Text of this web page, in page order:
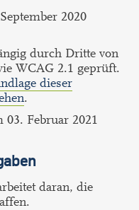
2020
durch Dritte von
WCAG 2.1 geprüft.
dieser
.
Februar 2021
daran, die